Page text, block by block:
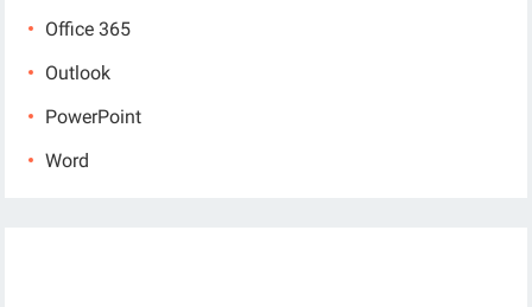
Office 365
Outlook
PowerPoint
Word